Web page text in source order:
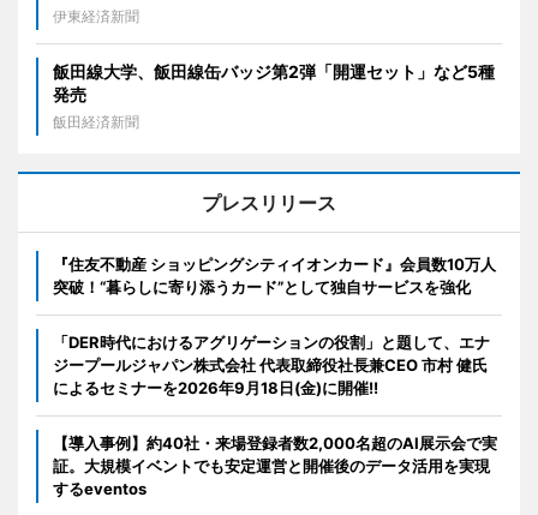
伊東経済新聞
飯田線大学、飯田線缶バッジ第2弾「開運セット」など5種
発売
飯田経済新聞
プレスリリース
『住友不動産 ショッピングシティイオンカード』会員数10万人
突破！“暮らしに寄り添うカード”として独自サービスを強化
「DER時代におけるアグリゲーションの役割」と題して、エナ
ジープールジャパン株式会社 代表取締役社長兼CEO 市村 健氏
によるセミナーを2026年9月18日(金)に開催!!
【導入事例】約40社・来場登録者数2,000名超のAI展示会で実
証。大規模イベントでも安定運営と開催後のデータ活用を実現
するeventos